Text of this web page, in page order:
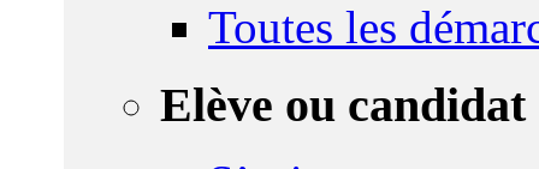
Toutes les
Elève ou candidat